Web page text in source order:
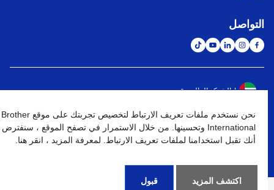
التواصل
الشبكة العالمية
نهج الخصوصية شروط الإستخدام خريطة الموقع الإنتقال إلى الموقع العالمي
كافة الحقوق محفوظة. BROTHER INTERNATIONAL (GULF) FZE
نحن نستخدم ملفات تعريف الارتباط لتخصيص تجربتك على موقع Brother
International وتحسينها. من خلال الاستمرار في تصفح الموقع ، سنفترض
أنك تقبل استخدامنا لملفات تعريف الارتباط. لمعرفة المزيد ، انقر هنا.
اكتشف المزيد قبول